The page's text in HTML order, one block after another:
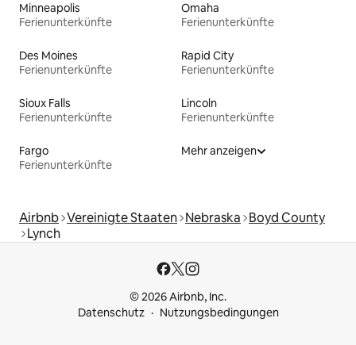
Minneapolis
Ferienunterkünfte
Omaha
Ferienunterkünfte
Des Moines
Ferienunterkünfte
Rapid City
Ferienunterkünfte
Sioux Falls
Ferienunterkünfte
Lincoln
Ferienunterkünfte
Fargo
Ferienunterkünfte
Mehr anzeigen
Airbnb Vereinigte Staaten Nebraska Boyd County
Lynch
© 2026 Airbnb, Inc.
Datenschutz
Nutzungsbedingungen